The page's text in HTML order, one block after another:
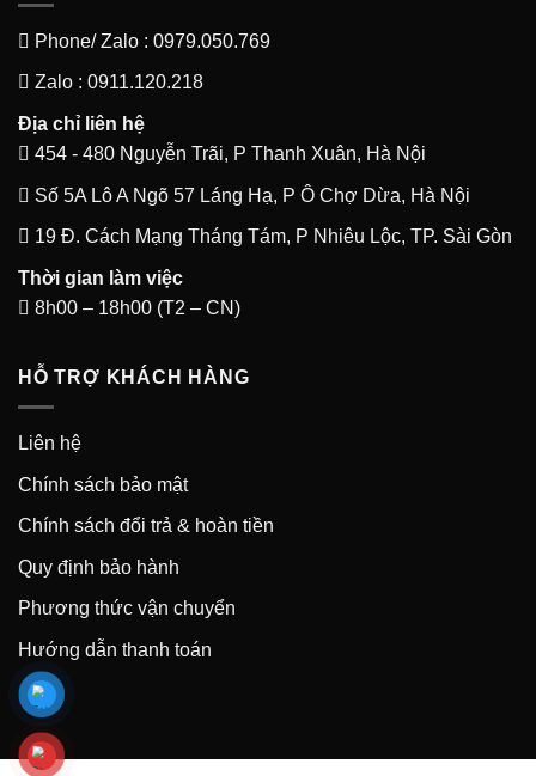
Phone/ Zalo : 0979.050.769
Zalo : 0911.120.218
Địa chỉ liên hệ
454 - 480 Nguyễn Trãi, P Thanh Xuân, Hà Nội
Số 5A Lô A Ngõ 57 Láng Hạ, P Ô Chợ Dừa, Hà Nội
19 Đ. Cách Mạng Tháng Tám, P Nhiêu Lộc, TP. Sài Gòn
Thời gian làm việc
8h00 – 18h00 (T2 – CN)
HỖ TRỢ KHÁCH HÀNG
Liên hệ
Chính sách bảo mật
Chính sách đổi trả & hoàn tiền
Quy định bảo hành
Phương thức vận chuyển
Hướng dẫn thanh toán